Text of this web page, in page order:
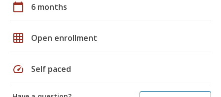
calendar_today 6 months
grid_on Open enrollment
speed Self paced